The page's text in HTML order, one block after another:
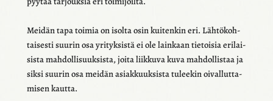
Meidän tapa toimia on isolta osin kuiten­kin eri. Lähtö­koh­
tai­sesti suurin osa yrityk­sistä ei ole lain­kaan tietoi­sia erilai­
sista mahdol­li­suuk­sista, joita liik­kuva kuva mahdol­lis­taa ja
siksi suurin osa meidän asiak­kuuk­sista tulee­kin oival­lut­ta­
mi­sen kautta.